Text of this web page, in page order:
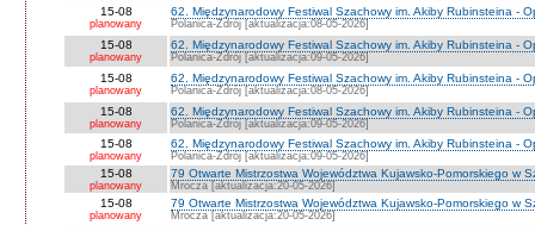
15-08
planowany
62. Międzynarodowy Festiwal Szachowy im. Akiby Rubinsteina -
Polanica-Zdrój [aktualizacja:08-05-2026]
15-08
planowany
62. Międzynarodowy Festiwal Szachowy im. Akiby Rubinsteina -
Polanica-Zdrój [aktualizacja:09-05-2026]
15-08
planowany
62. Międzynarodowy Festiwal Szachowy im. Akiby Rubinsteina -
Polanica-Zdrój [aktualizacja:08-05-2026]
15-08
planowany
62. Międzynarodowy Festiwal Szachowy im. Akiby Rubinsteina -
Polanica-Zdrój [aktualizacja:09-05-2026]
15-08
planowany
62. Międzynarodowy Festiwal Szachowy im. Akiby Rubinsteina -
Polanica-Zdrój [aktualizacja:09-05-2026]
15-08
planowany
79 Otwarte Mistrzostwa Województwa Kujawsko-Pomorskiego w
Mrocza [aktualizacja:20-05-2026]
15-08
planowany
79 Otwarte Mistrzostwa Województwa Kujawsko-Pomorskiego w
Mrocza [aktualizacja:20-05-2026]